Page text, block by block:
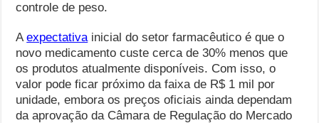
controle de peso.
Aexpectativainicial do setor farmacêutico é que o
novo medicamento custe cerca de 30% menos que
os produtos atualmente disponíveis. Com isso, o
valor pode ficar próximo da faixa de R$ 1 mil por
unidade, embora os preços oficiais ainda dependam
da aprovação da Câmara de Regulação do Mercado